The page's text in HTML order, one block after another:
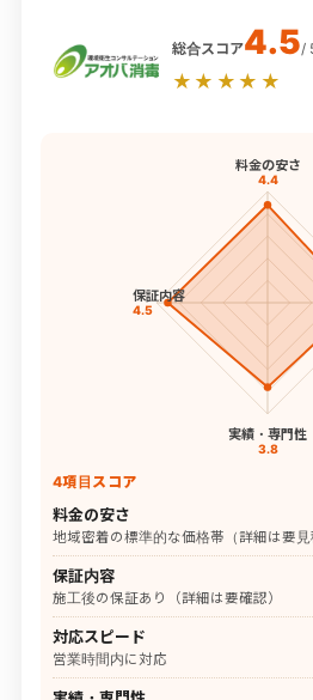
総合スコア4.5/
★★★★★
料金の安さ
4.4
実績・専門性
3.8
保証内容
4.5
4項目スコア
料金の安さ
地域密着の標準的な価格帯（詳細は要見
保証内容
施工後の保証あり（詳細は要確認）
対応スピード
営業時間内に対応